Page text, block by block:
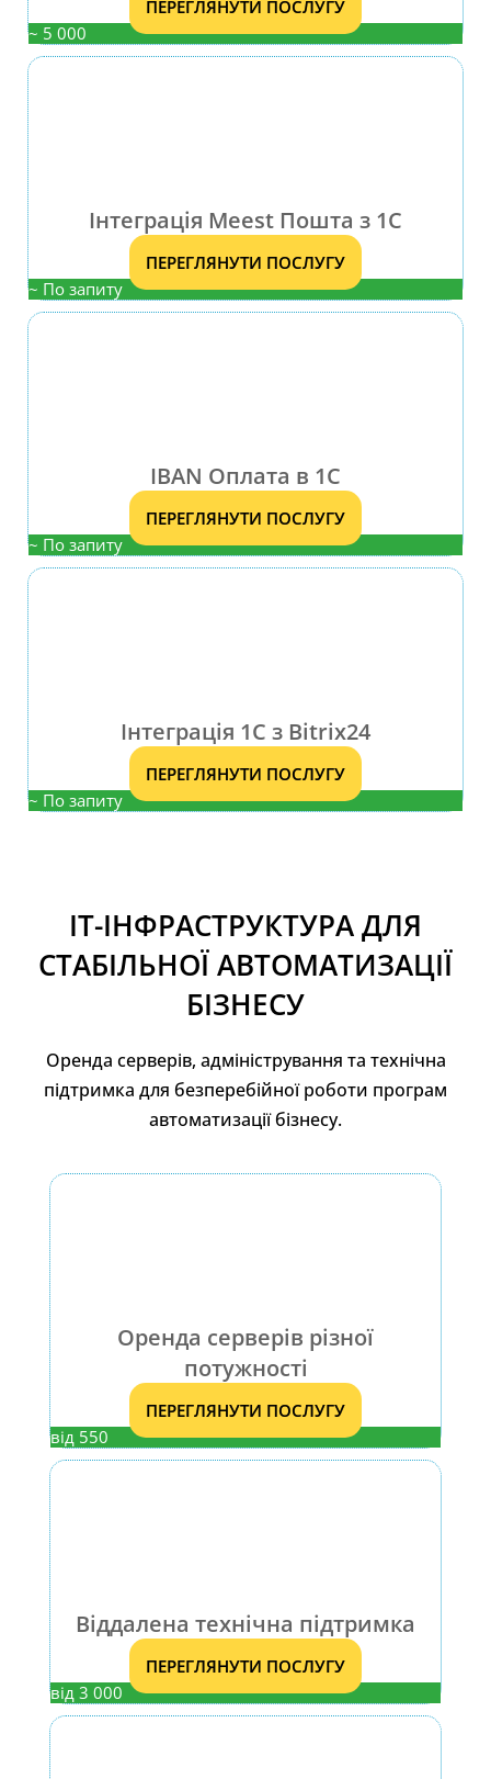
ПЕРЕГЛЯНУТИ ПОСЛУГУ
~ 5 000
Інтеграція Meest Пошта з 1С
ПЕРЕГЛЯНУТИ ПОСЛУГУ
~ По запиту
IBAN Оплата в 1С
ПЕРЕГЛЯНУТИ ПОСЛУГУ
~ По запиту
Інтеграція 1С з Bitrix24
ПЕРЕГЛЯНУТИ ПОСЛУГУ
~ По запиту
ІТ-ІНФРАСТРУКТУРА ДЛЯ
СТАБІЛЬНОЇ АВТОМАТИЗАЦІЇ
БІЗНЕСУ
Оренда серверів, адміністрування та технічна
підтримка для безперебійної роботи програм
автоматизації бізнесу.
Оренда серверів різної
потужності
ПЕРЕГЛЯНУТИ ПОСЛУГУ
від 550
Віддалена технічна підтримка
ПЕРЕГЛЯНУТИ ПОСЛУГУ
від 3 000